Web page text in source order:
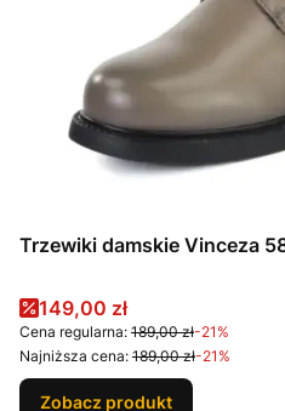
Trzewiki damskie Vinceza
Cena promocyjna
149,00 zł
Cena regularna: 189,00 zł-21%
Najniższa cena: 189,00 zł-21%
Zobacz produkt